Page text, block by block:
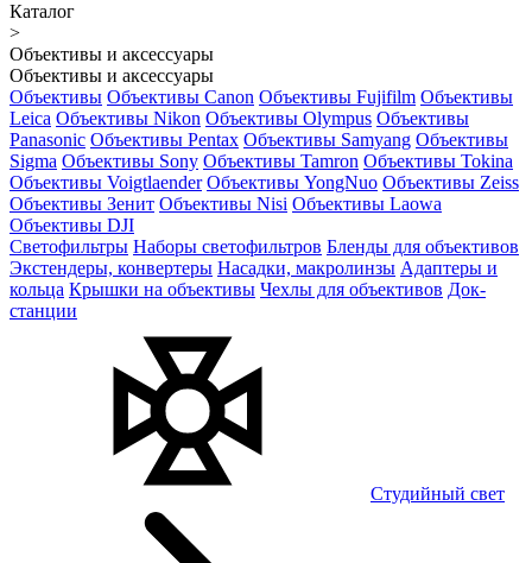
Каталог
>
Объективы и аксессуары
Объективы и аксессуары
Объективы Объективы Canon Объективы Fujifilm Объективы
Leica Объективы Nikon Объективы Olympus Объективы
Panasonic Объективы Pentax Объективы Samyang Объективы
Sigma Объективы Sony Объективы Tamron Объективы Tokina
Объективы Voigtlaender Объективы YongNuo Объективы Zeiss
Объективы Зенит Объективы Nisi Объективы Laowa
Объективы DJI
Светофильтры Наборы светофильтров Бленды для объективов
Экстендеры, конвертеры Насадки, макролинзы Адаптеры и
кольца Крышки на объективы Чехлы для объективов Док-
станции
Студийный свет